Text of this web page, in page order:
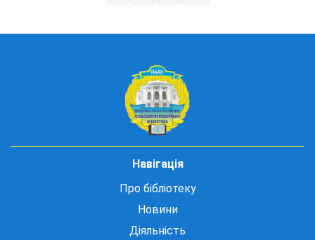
Навігація
Про бібліотеку
Новини
Діяльність